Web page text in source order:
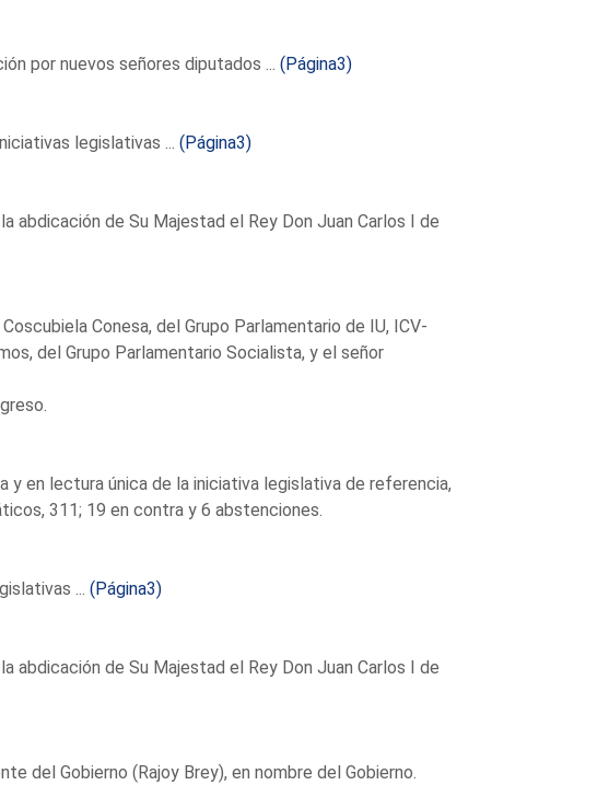
por nuevos señores diputados ... (Página3)
legislativas ... (Página3)
de Su Majestad el Rey Don Juan Carlos I de
Conesa, del Grupo Parlamentario de IU, ICV-
del Grupo Parlamentario Socialista, y el señor
en lectura única de la iniciativa legislativa de referencia,
311; 19 en contra y 6 abstenciones.
... (Página3)
de Su Majestad el Rey Don Juan Carlos I de
del Gobierno (Rajoy Brey), en nombre del Gobierno.